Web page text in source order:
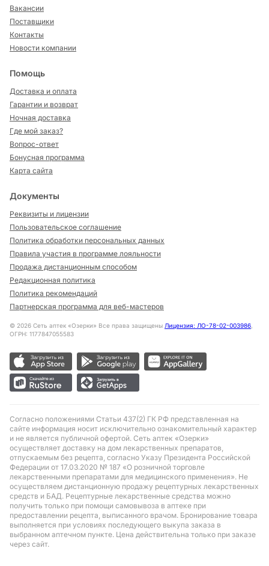
Вакансии
Поставщики
Контакты
Новости компании
Помощь
Доставка и оплата
Гарантии и возврат
Ночная доставка
Где мой заказ?
Вопрос-ответ
Бонусная программа
Карта сайта
Документы
Реквизиты и лицензии
Пользовательское соглашение
Политика обработки персональных данных
Правила участия в программе лояльности
Продажа дистанционным способом
Редакционная политика
Политика рекомендаций
Партнерская программа для веб-мастеров
© 2026 Сеть аптек «Озерки» Все права защищены Лицензия: ЛО-78-02-003986,
ОГРН: 1177847055583
Согласно положениями Статьи 437(2) ГК РФ представленная на
сайте информация носит исключительно ознакомительный характер
и не является публичной офертой. Сеть аптек «Озерки»
осуществляет доставку на дом лекарственных препаратов,
отпускаемым без рецепта, согласно Указу Президента Российской
Федерации от 17.03.2020 № 187 «О розничной торговле
лекарственными препаратами для медицинского применения». Не
осуществляем дистанционную продажу рецептурных лекарственных
средств и БАД. Рецептурные лекарственные средства можно
получить только при помощи самовывоза в аптеке при
предоставлении рецепта, выписанного врачом. Бронирование товара
выполняется при условиях последующего выкупа заказа в
выбранном аптечном пункте. Цена действительна только при заказе
через сайт.